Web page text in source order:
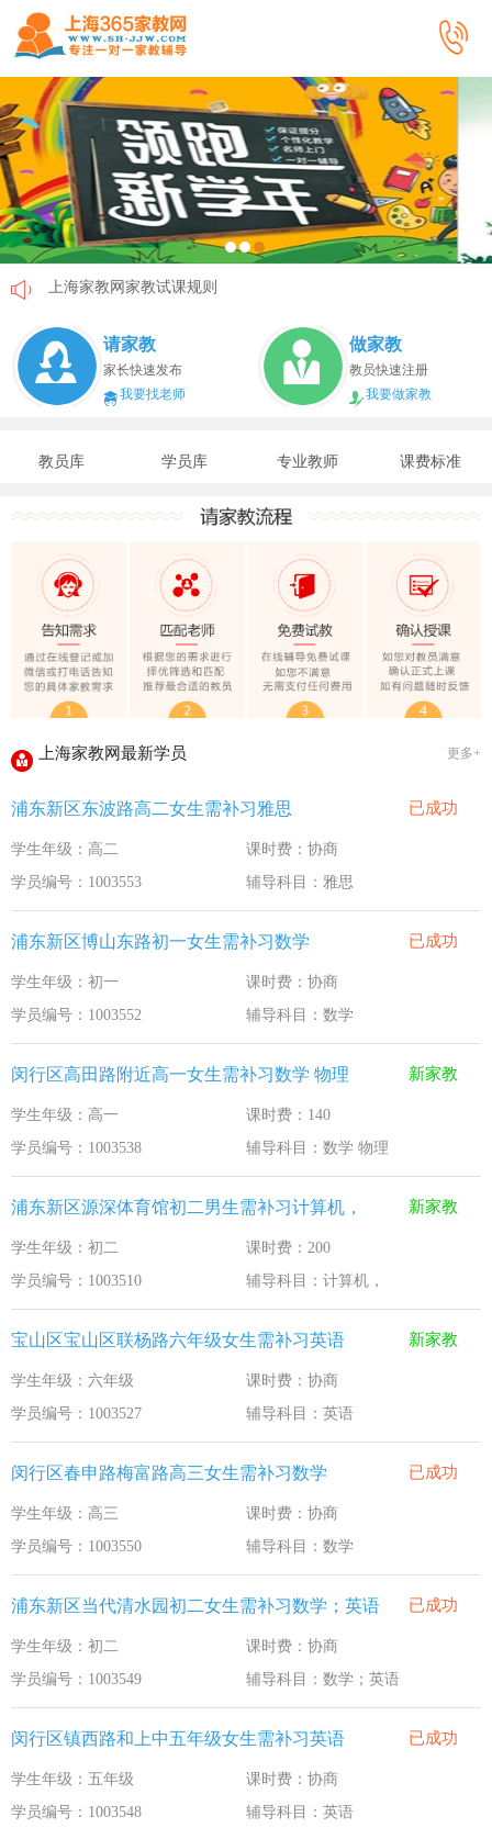
上海家教网家教试课规则
上海家教网免责声明
教员首次给家长打电话注意事项
上海家教网教员首次上门试教注意事项
上海家教网女生家教安全必读！
上海家教网大学生做家教安全须知！
上海家教网家教试课规则 2020-1-18
上海家教网免责声明 2016-11-15
教员首次给家长打电话注意事项 2016-11-15
上海家教网教员首次上门试教注意事项 2016-11-15
上海家教网注册协议 2016-11-15
上海家教网大学生做家教安全须知！
全国教师管理信息系统明年启用
请家教
家长快速发布
我要找老师
做家教
教员快速注册
我要做家教
教员库 学员库 专业教师 课费标准
上海家教网最新学员 更多+
浦东新区东波路高二女生需补习雅思 已成功
学生年级：高二
课时费：协商
学员编号：1003553
辅导科目：雅思
浦东新区博山东路初一女生需补习数学 已成功
学生年级：初一
课时费：协商
学员编号：1003552
辅导科目：数学
闵行区高田路附近高一女生需补习数学 物理 新家教
学生年级：高一
课时费：140
学员编号：1003538
辅导科目：数学 物理
浦东新区源深体育馆初二男生需补习计算机， 新家教
学生年级：初二
课时费：200
学员编号：1003510
辅导科目：计算机，
宝山区宝山区联杨路六年级女生需补习英语 新家教
学生年级：六年级
课时费：协商
学员编号：1003527
辅导科目：英语
闵行区春申路梅富路高三女生需补习数学 已成功
学生年级：高三
课时费：协商
学员编号：1003550
辅导科目：数学
浦东新区当代清水园初二女生需补习数学；英语 已成功
学生年级：初二
课时费：协商
学员编号：1003549
辅导科目：数学；英语
闵行区镇西路和上中五年级女生需补习英语 已成功
学生年级：五年级
课时费：协商
学员编号：1003548
辅导科目：英语